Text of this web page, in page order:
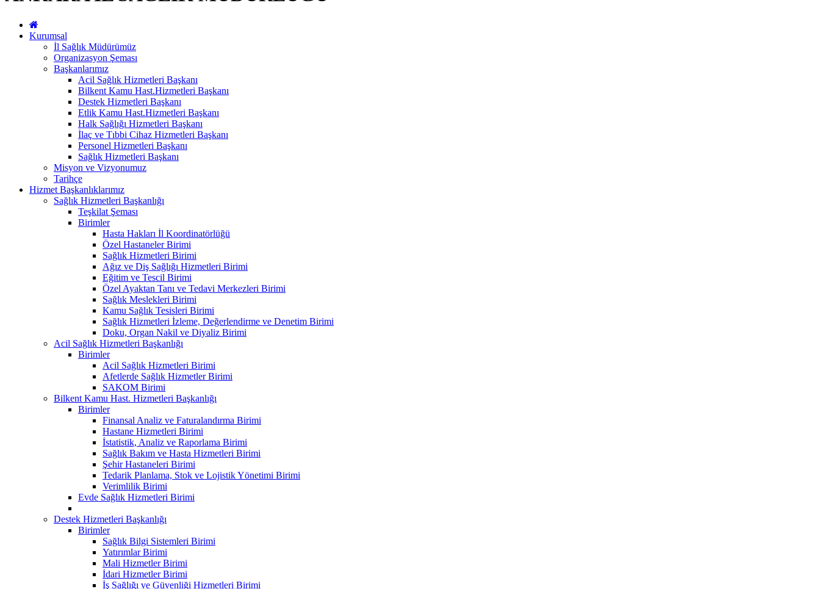
Kurumsal
İl Sağlık Müdürümüz
Organizasyon Şeması
Başkanlarımız
Acil Sağlık Hizmetleri Başkanı
Bilkent Kamu Hast.Hizmetleri Başkanı
Destek Hizmetleri Başkanı
Etlik Kamu Hast.Hizmetleri Başkanı
Halk Sağlığı Hizmetleri Başkanı
İlaç ve Tıbbi Cihaz Hizmetleri Başkanı
Personel Hizmetleri Başkanı
Sağlık Hizmetleri Başkanı
Misyon ve Vizyonumuz
Tarihçe
Hizmet Başkanlıklarımız
Sağlık Hizmetleri Başkanlığı
Teşkilat Şeması
Birimler
Hasta Hakları İl Koordinatörlüğü
Özel Hastaneler Birimi
Sağlık Hizmetleri Birimi
Ağız ve Diş Sağlığı Hizmetleri Birimi
Eğitim ve Tescil Birimi
Özel Ayaktan Tanı ve Tedavi Merkezleri Birimi
Sağlık Meslekleri Birimi
Kamu Sağlık Tesisleri Birimi
Sağlık Hizmetleri İzleme, Değerlendirme ve Denetim Birimi
Doku, Organ Nakil ve Diyaliz Birimi
Acil Sağlık Hizmetleri Başkanlığı
Birimler
Acil Sağlık Hizmetleri Birimi
Afetlerde Sağlık Hizmetler Birimi
SAKOM Birimi
Bilkent Kamu Hast. Hizmetleri Başkanlığı
Birimler
Finansal Analiz ve Faturalandırma Birimi
Hastane Hizmetleri Birimi
İstatistik, Analiz ve Raporlama Birimi
Sağlık Bakım ve Hasta Hizmetleri Birimi
Şehir Hastaneleri Birimi
Tedarik Planlama, Stok ve Lojistik Yönetimi Birimi
Verimlilik Birimi
Evde Sağlık Hizmetleri Birimi
Destek Hizmetleri Başkanlığı
Birimler
Sağlık Bilgi Sistemleri Birimi
Yatırımlar Birimi
Mali Hizmetler Birimi
İdari Hizmetler Birimi
İş Sağlığı ve Güvenliği Hizmetleri Birimi